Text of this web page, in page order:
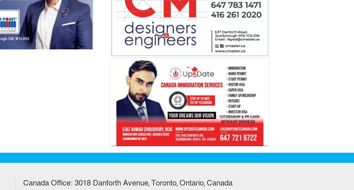
Canada Office: 3018 Danforth Avenue, Toronto, Ontario, Canada